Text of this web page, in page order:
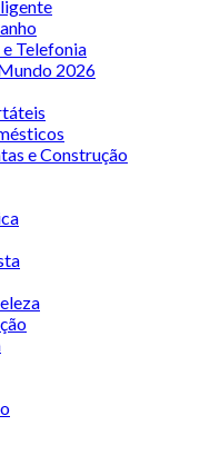
Telefonia
2026
e Construção